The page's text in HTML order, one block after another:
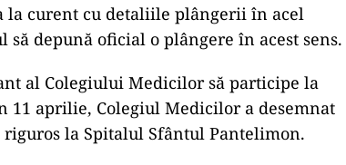
la curent cu detaliile plângerii în acel
depună oficial o plângere în acest sens.
al Colegiului Medicilor să participe la
11 aprilie, Colegiul Medicilor a desemnat
la Spitalul Sfântul Pantelimon.